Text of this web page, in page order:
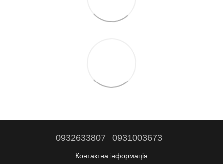
0932633807 0931003673
Контактна інформація